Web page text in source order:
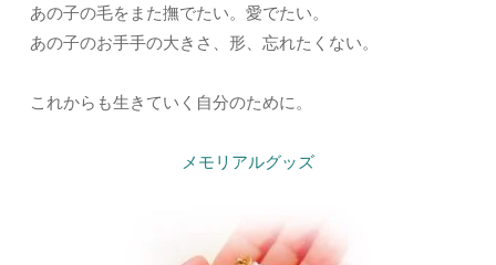
あの子の毛をまた撫でたい。愛でたい。
あの子のお手手の大きさ、形、忘れたくない。
これからも生きていく自分のために。
メモリアルグッズ